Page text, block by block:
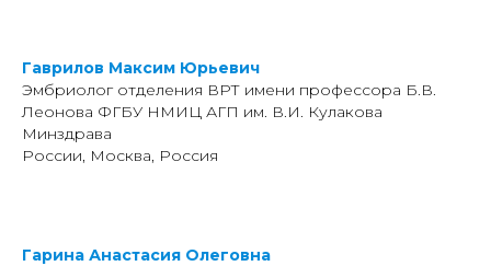
Гаврилов Максим Юрьевич
Эмбриолог отделения ВРТ имени профессора Б.В.
Леонова ФГБУ НМИЦ АГП им. В.И. Кулакова
Минздрава
России, Москва, Россия
Гарина Анастасия Олеговна